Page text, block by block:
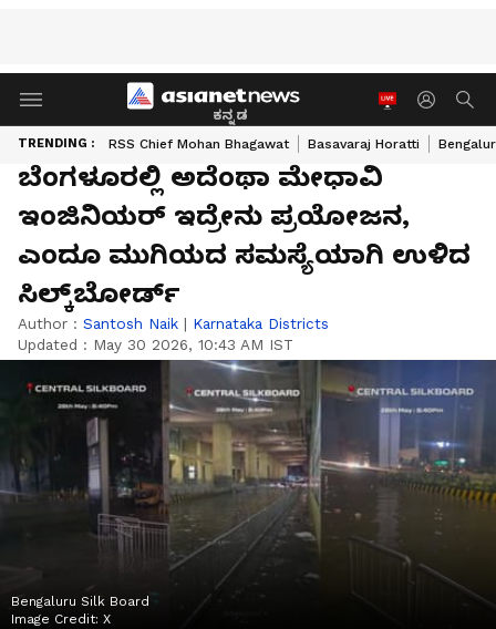
ಕನ್ನಡ
TRENDING : RSS Chief Mohan Bhagawat Basavaraj Horatti
ಬೆಂಗಳೂರಲ್ಲಿ ಅದೆಂಥಾ ಮೇಧಾವಿ
ಇಂಜಿನಿಯರ್‌ ಇದ್ರೇನು ಪ್ರಯೋಜನ,
ಎಂದೂ ಮುಗಿಯದ ಸಮಸ್ಯೆಯಾಗಿ ಉಳಿದ
ಸಿಲ್ಕ್‌ಬೋರ್ಡ್‌
Author : Santosh Naik | Karnataka Districts
Updated : May 30 2026, 10:43 AM IST
Bengaluru Silk Board
Image Credit: X